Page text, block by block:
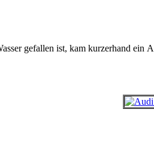
gefallen ist, kam kurzerhand